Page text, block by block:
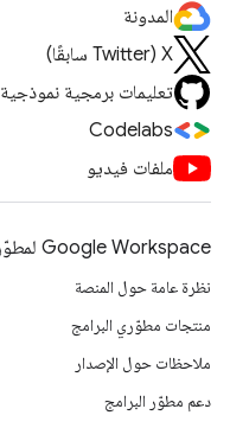
المدونة
‫X ‏(Twitter سابقًا)
تعليمات برمجية نموذجية
Codelabs
ملفات فيديو
Google Workspace لمطوّري البرامج
نظرة عامة حول المنصة
منتجات مطوّري البرامج
ملاحظات حول الإصدار
دعم مطوّر البرامج